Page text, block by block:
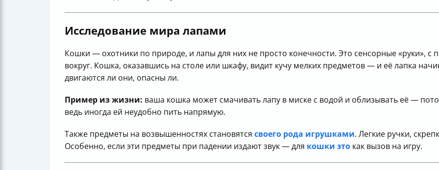
Исследование мира лапами
Кошки — охотники по природе, и лапы для них не просто конечности. Это сенсорные «руки»,
вокруг. Кошка, оказавшись на столе или шкафу, видит кучу мелких предметов — и её лапка
двигаются ли они, опасны ли.
Пример из жизни: ваша кошка может смачивать лапу в миске с водой и облизывать её —
ведь иногда ей неудобно пить напрямую.
Также предметы на возвышенностях становятся своего рода игрушками. Легкие ручки,
Особенно, если эти предметы при падении издают звук — для кошки это как вызов на игру.